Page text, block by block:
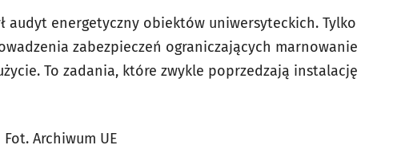
audyt energetyczny obiektów uniwersyteckich. Tylko
zabezpieczeń ograniczających marnowanie
To zadania, które zwykle poprzedzają instalację
Fot. Archiwum UE